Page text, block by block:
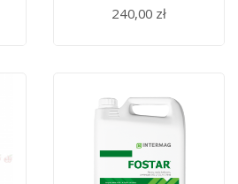
240,00 zł